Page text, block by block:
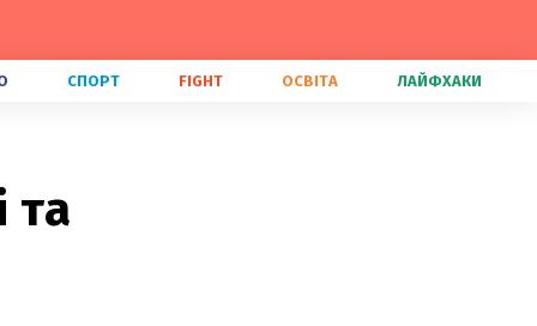
СПОРТ FIGHT ОСВІТА ЛАЙФХАКИ
та